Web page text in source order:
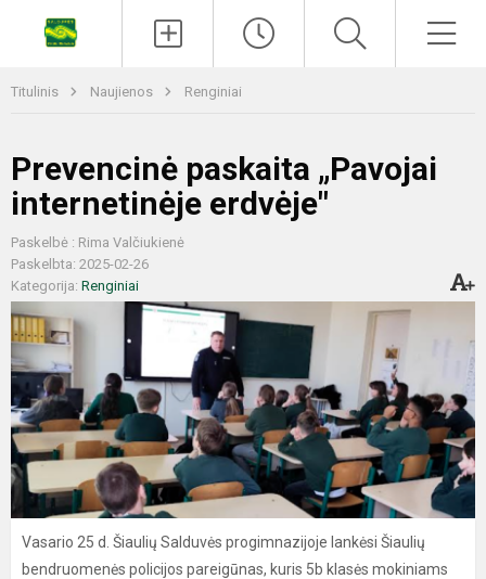
Titulinis Naujienos Renginiai
Prevencinė paskaita „Pavojai
internetinėje erdvėje"
Paskelbė : Rima Valčiukienė
Paskelbta: 2025-02-26
Kategorija: Renginiai
Vasario 25 d. Šiaulių Salduvės progimnazijoje lankėsi Šiaulių
bendruomenės policijos pareigūnas, kuris 5b klasės mokiniams